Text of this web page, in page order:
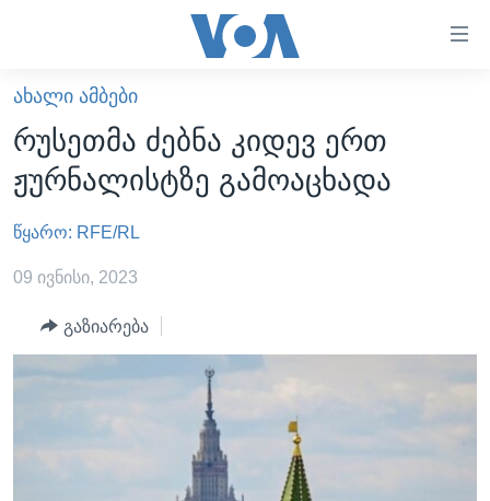
ხელმისაწვდომობისთვის
გადადით
მთავარზე
გადადით
მთავარ
გადადით
ძიებაზე
ᲐᲮᲐᲚᲘ ᲐᲛᲑᲔᲑᲘ
ᲡᲐᲥᲐᲠᲗᲕᲔᲚᲝ
ᲐᲨᲨ
ᲐᲨᲨ-ᲘᲡ ᲐᲠᲩᲔᲕᲜᲔᲑᲘ 2024
ᲛᲡᲝᲤᲚᲘᲝ
ᲕᲘᲓᲔᲝᲔᲑᲘ
ᲮᲔᲓᲕᲐ ᲕᲐᲨᲘᲜᲒᲢᲝᲜᲘᲓᲐᲜ
ᲠᲣᲡᲔᲗᲘᲡ ᲨᲔᲭᲠᲐ ᲣᲙᲠᲐᲘᲜᲐᲨᲘ
ᲐᲮᲐᲚᲘ ᲐᲛᲑᲔᲑᲘ
რუსეთმა ძებნა კიდევ ერთ
ჟურნალისტზე გამოაცხადა
წყარო: RFE/RL
09 ივნისი, 2023
გაზიარება